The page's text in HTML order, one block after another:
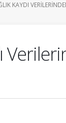
KAYDI